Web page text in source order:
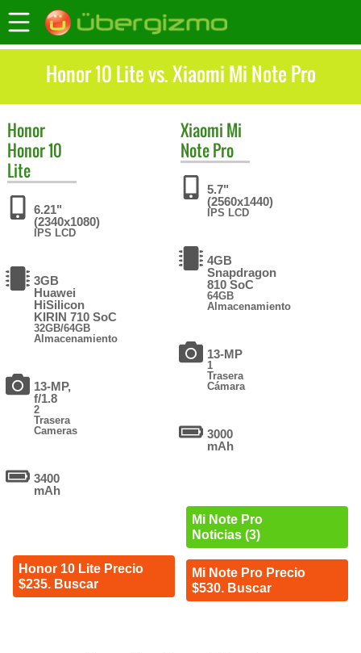
Honor 10 Lite vs. Xiaomi Mi Note Pro
Honor
Honor 10
Lite
6.21"
(2340x1080)
IPS LCD
3GB
Huawei
HiSilicon
KIRIN 710 SoC
32GB/64GB
Almacenamiento
13-MP,
f/1.8
2
Trasera
Cameras
3400
mAh
Honor 10 Lite Precio
$235. Buscar
Xiaomi Mi
Note Pro
5.7"
(2560x1440)
IPS LCD
4GB
Snapdragon
810 SoC
64GB
Almacenamiento
13-MP
1
Trasera
Cámara
3000
mAh
Mi Note Pro
Noticias (3)
Mi Note Pro Precio
$530. Buscar